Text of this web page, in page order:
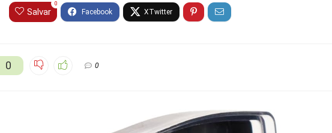
Salvar
0
0 0